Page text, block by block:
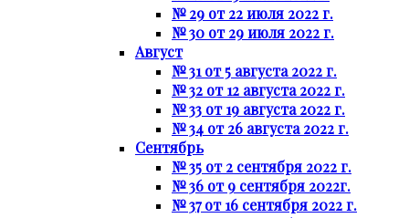
№ 29 от 22 июля 2022 г.
№ 30 от 29 июля 2022 г.
Август
№ 31 от 5 августа 2022 г.
№ 32 от 12 августа 2022 г.
№ 33 от 19 августа 2022 г.
№ 34 от 26 августа 2022 г.
Сентябрь
№ 35 от 2 сентября 2022 г.
№ 36 от 9 сентября 2022г.
№ 37 от 16 сентября 2022 г.